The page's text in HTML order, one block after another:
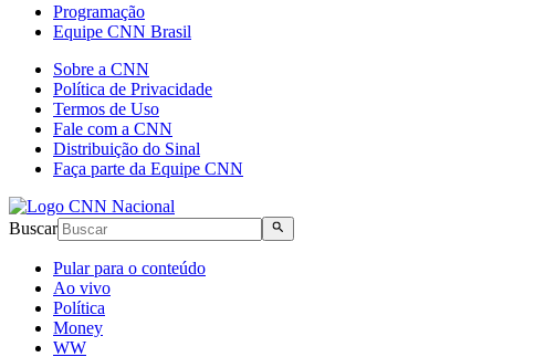
Programação
Equipe CNN Brasil
Sobre a CNN
Política de Privacidade
Termos de Uso
Fale com a CNN
Distribuição do Sinal
Faça parte da Equipe CNN
Buscar
Pular para o conteúdo
Ao vivo
Política
Money
WW